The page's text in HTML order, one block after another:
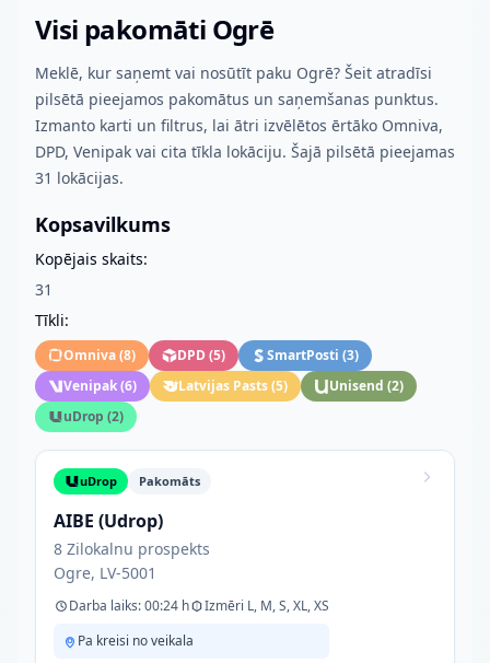
Visi pakomāti Ogrē
Meklē, kur saņemt vai nosūtīt paku Ogrē? Šeit atradīsi
pilsētā pieejamos pakomātus un saņemšanas punktus.
Izmanto karti un filtrus, lai ātri izvēlētos ērtāko Omniva,
DPD, Venipak vai cita tīkla lokāciju. Šajā pilsētā pieejamas
31 lokācijas.
Kopsavilkums
Kopējais skaits:
31
Tīkli:
Omniva(8) DPD(5) SmartPosti (3)
Venipak(6) Latvijas Pasts(5) Unisend (2)
uDrop (2)
uDrop Pakomāts
AIBE (Udrop)
8 Zilokalnu prospekts
Ogre, LV-5001
Darba laiks: 00:24 h
Izmēri L, M, S, XL, XS
Pa kreisi no veikala